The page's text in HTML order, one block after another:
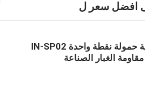
افضل سعر ل
خلية حمولة نقطة واحدة IN-SP02
1t مقاومة الغبار الصناعة